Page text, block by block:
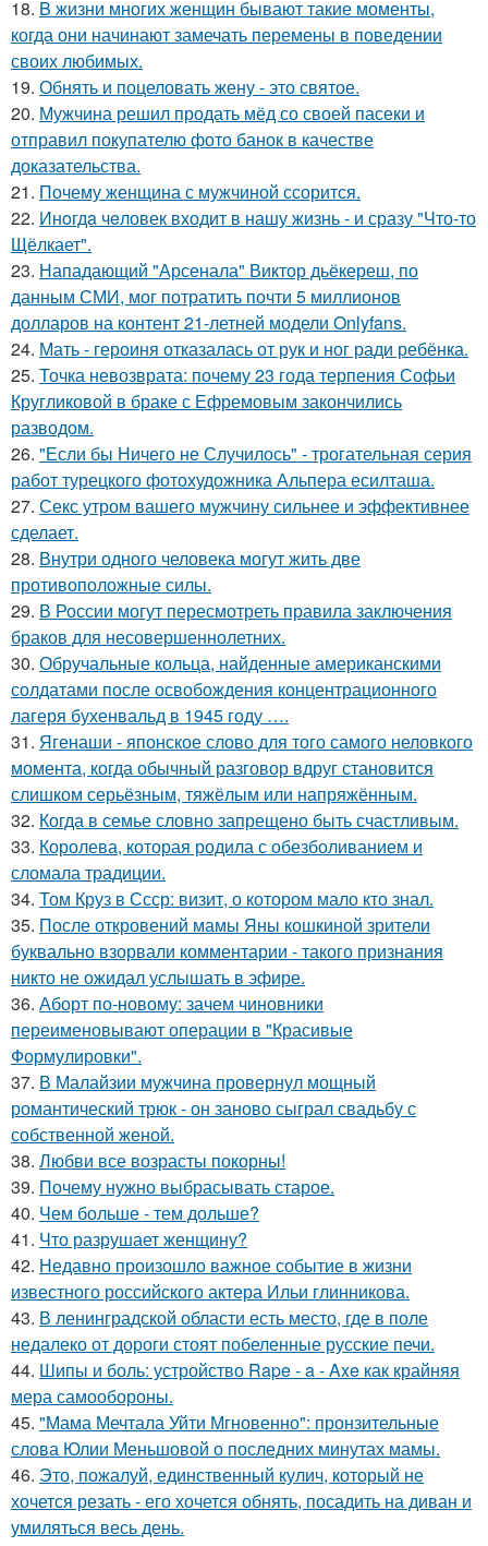
18. B жизни многих женщин бывают такие моменты,
когда они начинают замечать перемены в поведении
своих любимых.
19. Обнять и поцеловать жену - это святое.
20. Мужчина решил продать мёд со своей пасеки и
отправил покупателю фото банок в качестве
доказательства.
21. Почему женщина с мужчиной ссорится.
22. Инoгдa чeловек входит в нашу жизнь - и сразу "Что-то
Щёлкает".
23. Нападающий "Арсенала" Виктор дьёкереш, по
данным СМИ, мог потратить почти 5 миллионов
долларов на контент 21-летней модели Onlyfans.
24. Мать - героиня отказалась от рук и ног ради ребёнка.
25. Точка невозврата: почему 23 года терпения Софьи
Кругликовой в браке с Ефремовым закончились
разводом.
26. "Если бы Ничего не Случилось" - трогательная серия
работ турецкого фотохудожника Альпера есилташа.
27. Секс утром вашего мужчину сильнее и эффективнее
сделает.
28. Внутри одного человека могут жить две
противоположные силы.
29. В России могут пересмотреть правила заключения
браков для несовершеннолетних.
30. Обручальные кольца, найденные американскими
солдатами после освобождения концентрационного
лагеря бухенвальд в 1945 году ….
31. Ягенаши - японское слово для того самого неловкого
момента, когда обычный разговор вдруг становится
слишком серьёзным, тяжёлым или напряжённым.
32. Когда в семье словно запрещено быть счастливым.
33. Королева, которая родила с обезболиванием и
сломала традиции.
34. Том Круз в Ссср: визит, о котором мало кто знал.
35. После откровений мамы Яны кошкиной зрители
буквально взорвали комментарии - такого признания
никто не ожидал услышать в эфире.
36. Аборт по-новому: зачем чиновники
переименовывают операции в "Красивые
Формулировки".
37. В Малайзии мужчина провернул мощный
романтический трюк - он заново сыграл свадьбу с
собственной женой.
38. Любви все возрасты покорны!
39. Почему нужно выбрасывать старое.
40. Чем больше - тем дольше?
41. Что разрушает женщину?
42. Недавно произошло важное событие в жизни
известного российского актера Ильи глинникова.
43. В ленинградской области есть место, где в поле
недалеко от дороги стоят побеленные русские печи.
44. Шипы и боль: устройство Rape - a - Axe как крайняя
мера самообороны.
45. "Мама Мечтала Уйти Мгновенно": пронзительные
слова Юлии Меньшовой о последних минутах мамы.
46. Это, пожалуй, единственный кулич, который не
хочется резать - его хочется обнять, посадить на диван и
умиляться весь день.